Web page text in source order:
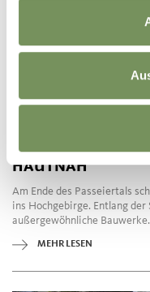
TIMMELSJOCH
HAUTNAH
Am Ende des Passeiertals
ins Hochgebirge. Entlang
außergewöhnliche Bauwerke.
MEHR LESEN